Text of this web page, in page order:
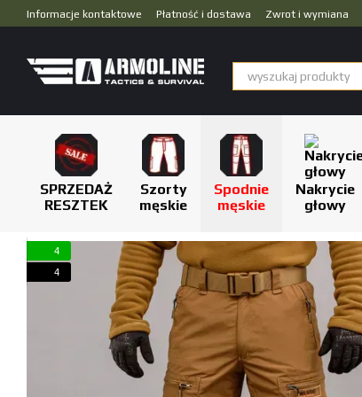
Przejdź do głównej treści
Informacje kontaktowe Płatność i dostawa Zwrot i wymiana
SPRZEDAŻ
RESZTEK
Szorty
męskie
Spodnie
męskie
Nakrycie
głowy
4
4